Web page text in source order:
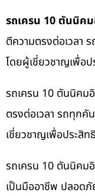
รถเครน 10 ตันนิค
ตีความตรงต่อเวลา
โดยผู้เชี่ยวชาญเพื่อป
รถเครน 10 ตันนิคม
ตรงต่อเวลา รถทุกคั
เชี่ยวชาญเพื่อประสิ
รถเครน 10 ตันนิคม
เป็นมืออาชีพ ปลอดภั